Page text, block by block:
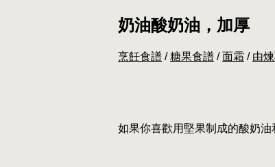
奶油酸奶油，加厚
烹飪食譜 /糖果食譜 /面霜 / 由
如果你喜歡用堅果制成的酸奶